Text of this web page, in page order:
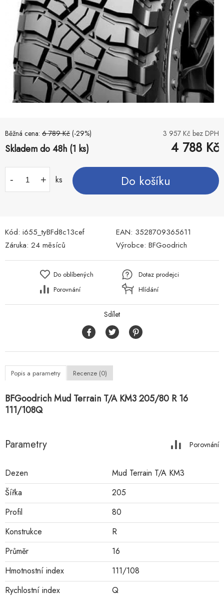
Běžná cena: 6 789 Kč (-29%) 3 957 Kč bez DPH
Skladem do 48h (1 ks) 4 788 Kč
- + ks Do košíku
Kód: i655_tyBFd8c13cef EAN: 3528709365611
Záruka: 24 měsíců Výrobce: BFGoodrich
Do oblíbených
Porovnání
Dotaz prodejci
Hlídání
Sdílet
Popis a parametry Recenze (0)
BFGoodrich Mud Terrain T/A KM3 205/80 R 16
111/108Q
Parametry Porovnání
Dezen
Mud Terrain T/A KM3
Šířka
205
Profil
80
Konstrukce
R
Průměr
16
Hmotnostní index
111/108
Rychlostní index
Q